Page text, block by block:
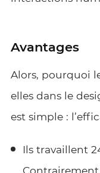
Avantages
Alors, pourquoi
elles dans le
est simple :
Ils travaillent